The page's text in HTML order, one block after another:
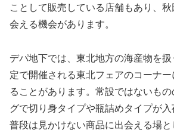
ことして販売している店舗もあり、
会える機会があります。
デパ地下では、東北地方の海産物を
定で開催される東北フェアのコーナ
ることがあります。常設ではないも
グで切り身タイプや瓶詰めタイプが入
普段は見かけない商品に出会える場と